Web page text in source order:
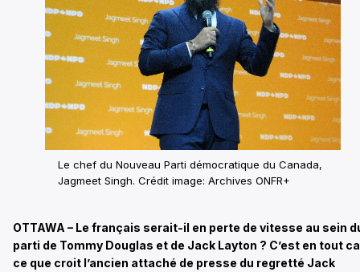
Le chef du Nouveau Parti démocratique du Canada,
Jagmeet Singh. Crédit image: Archives ONFR+
OTTAWA – Le français serait-il en perte de vitesse au sein
parti de Tommy Douglas et de Jack Layton ? C’est en tout
ce que croit l’ancien attaché de presse du regretté Jack